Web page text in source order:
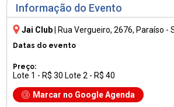
Informação do Evento
Jai Club Rua Vergueiro, 2676, Paraíso -
Datas do evento
Preço:
Lote 1 - R$ 30 Lote 2 - R$ 40
Marcar no Google Agenda